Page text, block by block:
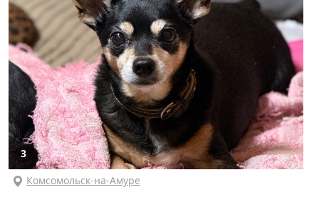
3
Комсомольск-на-Амуре